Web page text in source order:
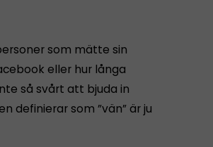
som mätte sin
eller hur långa
så svårt att bjuda in
definierar som ”vän” är ju